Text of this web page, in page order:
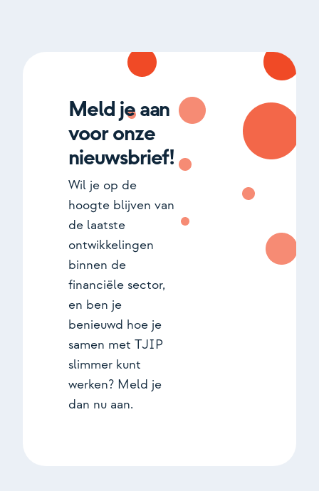
Meld je aan
voor onze
nieuwsbrief!
Wil je op de
hoogte blijven van
de laatste
ontwikkelingen
binnen de
financiële sector,
en ben je
benieuwd hoe je
samen met TJIP
slimmer kunt
werken? Meld je
dan nu aan.